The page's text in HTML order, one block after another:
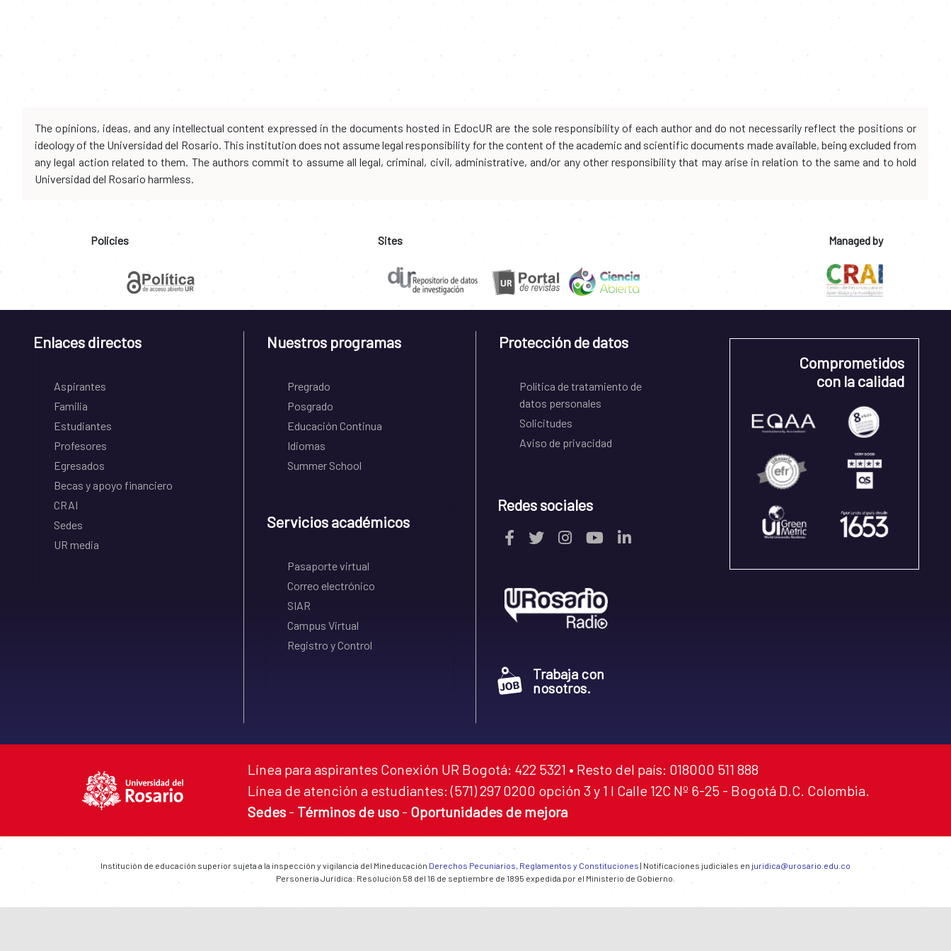
The opinions, ideas, and any intellectual content expressed in the documents hosted in EdocUR are the sole responsibility of each author and do not necessarily reflect the positions or
ideology of the Universidad del Rosario. This institution does not assume legal responsibility for the content of the academic and scientific documents made available, being excluded from
any legal action related to them. The authors commit to assume all legal, criminal, civil, administrative, and/or any other responsibility that may arise in relation to the same and to hold
Universidad del Rosario harmless.
Policies Sites Managed by
Enlaces directos
Aspirantes
Familia
Estudiantes
Profesores
Egresados
Becas y apoyo financiero
CRAI
Sedes
UR media
Nuestros programas
Pregrado
Posgrado
Educación Continua
Idiomas
Summer School
Servicios académicos
Pasaporte virtual
Correo electrónico
SIAR
Campus Virtual
Registro y Control
Protección de datos
Política de tratamiento de
datos personales
Solicitudes
Aviso de privacidad
Redes sociales
Trabaja con
nosotros.
Comprometidos
con la calidad
Línea para aspirantes Conexión UR Bogotá: 422 5321 • Resto del país: 018000 511 888
Línea de atención a estudiantes: (571) 297 0200 opción 3 y 1 I Calle 12C Nº 6-25 - Bogotá D.C. Colombia.
Sedes - Términos de uso - Oportunidades de mejora
Institución de educación superior sujeta a la inspección y vigilancia del Mineducación Derechos Pecuniarios, Reglamentos y Constituciones | Notificaciones judiciales en juridica@urosario.edu.co
Personería Jurídica: Resolución 58 del 16 de septiembre de 1895 expedida por el Ministerio de Gobierno.